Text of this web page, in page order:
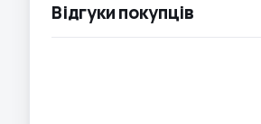
Відгуки покупців